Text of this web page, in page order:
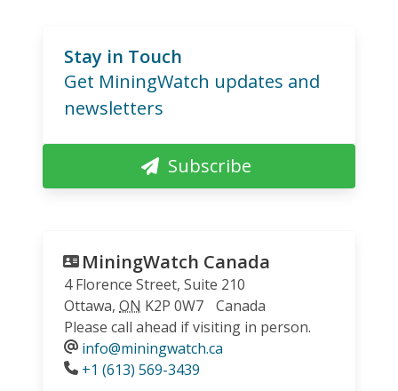
Stay in Touch
Get MiningWatch updates and
newsletters
Subscribe
MiningWatch Canada
4 Florence Street, Suite 210
Ottawa, ON K2P 0W7
Canada
Please call ahead if visiting in person.
info@miningwatch.ca
Phone
+1 (613) 569-3439